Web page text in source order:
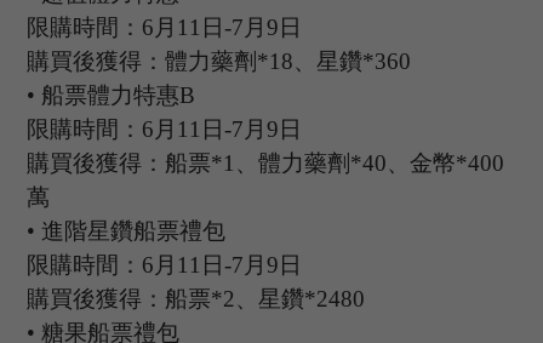
限購時間： 6 月 11 日-7 月9日
購買後獲得：體力藥劑 *18、星鑽*360
• 船票體力特惠B
限購時間： 6 月 11 日-7 月9日
購買後獲得：船票*1、體力藥劑*40、金幣*400
萬
• 進階星鑽船票禮包
限購時間： 6 月 11 日-7 月9日
購買後獲得：船票*2、星鑽*2480
• 糖果船票禮包